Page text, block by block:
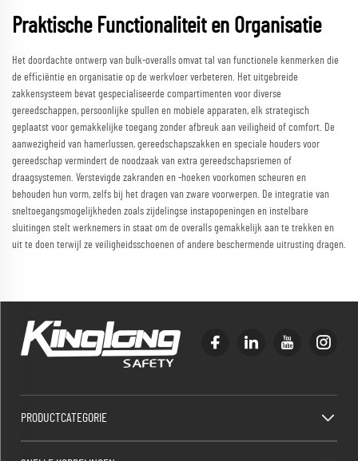
Praktische Functionaliteit en Organisatie
Het doordachte ontwerp van bulk-overalls omvat tal van functionele kenmerken die
de efficiëntie en organisatie op de werkvloer verbeteren. Het uitgebreide
zakkensysteem bevat gespecialiseerde compartimenten voor diverse
gereedschappen, persoonlijke spullen en mobiele apparaten, elk strategisch
geplaatst voor gemakkelijke toegang zonder afbreuk aan veiligheid of comfort. De
aanwezigheid van hamerlussen, gereedschapszakken en speciale houders voor
gereedschap vermindert de noodzaak van extra gereedschapsriemen of
draagsystemen. Verstevigde zakranden en -hoeken voorkomen scheuren en
behouden hun vorm, zelfs bij het dragen van zware voorwerpen. De integratie van
sneltoegangsmogelijkheden zoals zijdelingse instapopeningen en instelbare
sluitingen stelt werknemers in staat om de overalls gemakkelijk aan te trekken en
uit te doen terwijl ze veiligheidsschoenen of andere beschermende uitrusting dragen.
PRODUCTCATEGORIE